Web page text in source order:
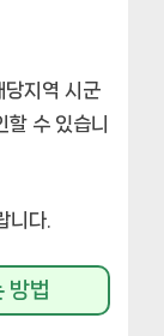
당지역 시군
수 있습니
니다.
방법